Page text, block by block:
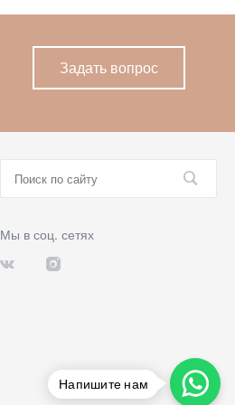
Задать вопрос
Мы в соц. сетях
Напишите нам